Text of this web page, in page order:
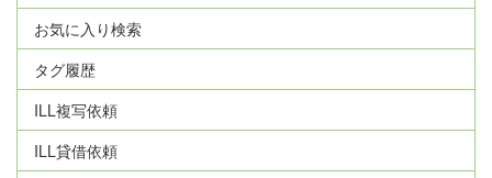
お気に入り検索
タグ履歴
ILL複写依頼
ILL貸借依頼